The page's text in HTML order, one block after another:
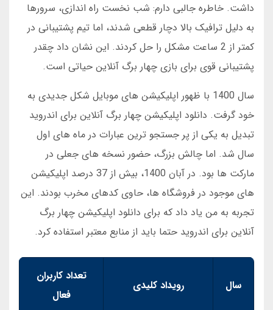
داشت. خاطره جالبی دارم: شب نخست راه اندازی، سرورها
به دلیل ترافیک بالا دچار قطعی شدند، اما تیم پشتیبانی در
کمتر از 2 ساعت مشکل را حل کردند. این نشان داد چقدر
پشتیبانی قوی برای بازی چهار برگ آنلاین حیاتی است.
سال 1400 با ظهور اپلیکیشن های موبایل شکل جدیدی به
خود گرفت. دانلود اپلیکیشن چهار برگ آنلاین برای اندروید
تبدیل به یکی از پر جستجو ترین عبارات در ماه های اول
سال شد. اما چالش بزرگ، حضور نسخه های جعلی در
مارکت ها بود. در آبان 1400، بیش از 37 درصد اپلیکیشن
های موجود در فروشگاه ها، حاوی کدهای مخرب بودند. این
تجربه به من یاد داد که برای دانلود اپلیکیشن چهار برگ
آنلاین برای اندروید حتما باید از منابع معتبر استفاده کرد.
سال رویداد کلیدی
تعداد کاربران
فعال